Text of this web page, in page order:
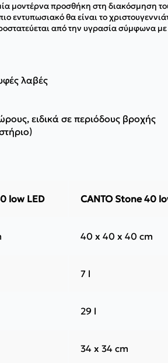
μοντέρνα προσθήκη στη διακόσμηση
εντυπωσιακό θα είναι το
από την υγρασία σύμφωνα με
λαβές
ειδικά σε περιόδους βροχής
low LED CANTO Stone 40
40 x 40 x 40 cm
7 l
29 l
34 x 34 cm